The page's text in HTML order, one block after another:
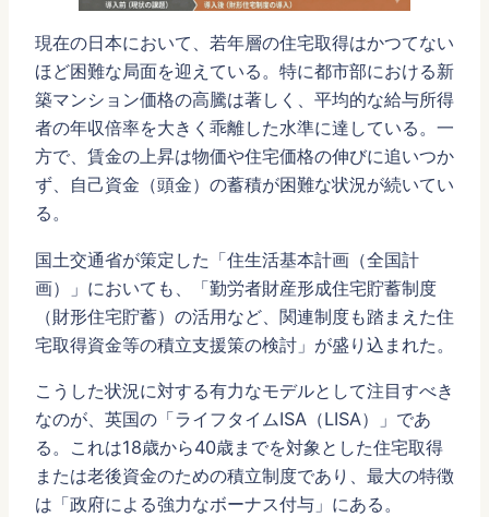
現在の日本において、若年層の住宅取得はかつてない
ほど困難な局面を迎えている。特に都市部における新
築マンション価格の高騰は著しく、平均的な給与所得
者の年収倍率を大きく乖離した水準に達している。一
方で、賃金の上昇は物価や住宅価格の伸びに追いつか
ず、自己資金（頭金）の蓄積が困難な状況が続いてい
る。
国土交通省が策定した「住生活基本計画（全国計
画）」においても、「勤労者財産形成住宅貯蓄制度
（財形住宅貯蓄）の活用など、関連制度も踏まえた住
宅取得資金等の積立支援策の検討」が盛り込まれた。
こうした状況に対する有力なモデルとして注目すべき
なのが、英国の「ライフタイムISA（LISA）」であ
る。これは18歳から40歳までを対象とした住宅取得
または老後資金のための積立制度であり、最大の特徴
は「政府による強力なボーナス付与」にある。